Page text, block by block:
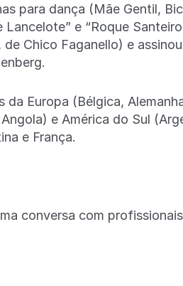
para dança (Mãe Gentil,
e “Roque
de Chico Faganello) e
da Europa (Bélgica,
e América do Sul
e França.
conversa com